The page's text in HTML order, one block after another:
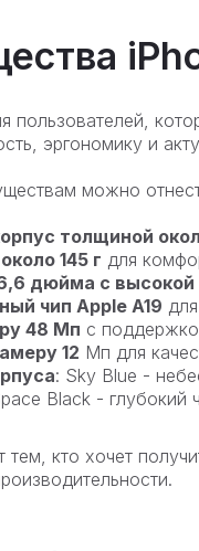
пользователей,
эргономику и
можно
толщиной
145 г для
дюйма с
чип Apple A19
48 Мп с
12 Мп для
: Sky Blue -
Black - глубокий
кто хочет